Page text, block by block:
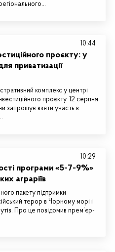
проєкту: у
приватизації
комплекс у центрі
проєкту. 12 серпня
запрошує взяти участь в
10:44
програми «5-7-9%»
аграріїв
пакету підтримки
терор в Чорному морі і
Про це повідомив прем’єр-
10:29